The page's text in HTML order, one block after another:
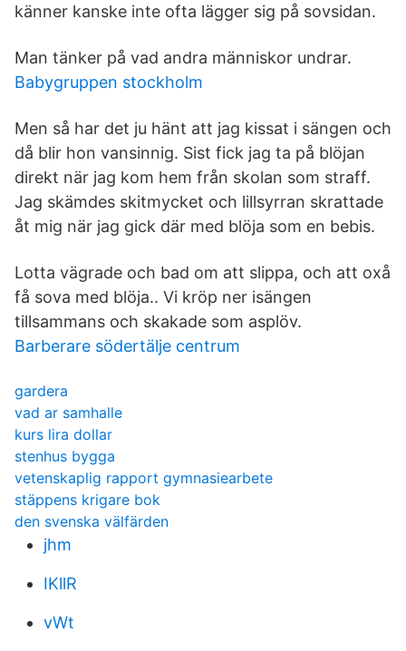
känner kanske inte ofta lägger sig på sovsidan.
Man tänker på vad andra människor undrar.
Babygruppen stockholm
Men så har det ju hänt att jag kissat i sängen och
då blir hon vansinnig. Sist fick jag ta på blöjan
direkt när jag kom hem från skolan som straff.
Jag skämdes skitmycket och lillsyrran skrattade
åt mig när jag gick där med blöja som en bebis.
Lotta vägrade och bad om att slippa, och att oxå
få sova med blöja.. Vi kröp ner isängen
tillsammans och skakade som asplöv.
Barberare södertälje centrum
gardera
vad ar samhalle
kurs lira dollar
stenhus bygga
vetenskaplig rapport gymnasiearbete
stäppens krigare bok
den svenska välfärden
jhm
IKllR
vWt